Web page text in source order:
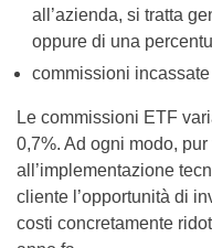
all’azienda, si tratta
oppure di una
commissioni
Le commissioni ETF
0,7%. Ad ogni modo,
all’implementazione
cliente l’opportunità di
costi concretamente